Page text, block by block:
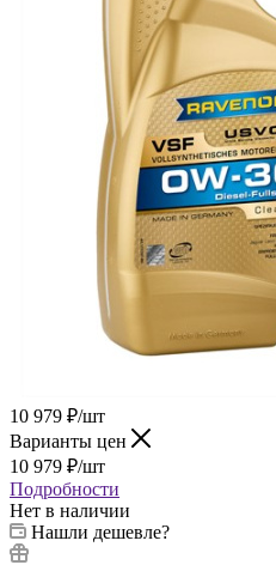
10 979 ₽/шт
Варианты цен
10 979 ₽/шт
Подробности
Нет в наличии
Нашли дешевле?